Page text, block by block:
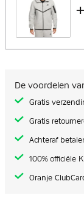
+
De voordelen
Gratis
Gratis
Achteraf
100% officiële
Oranje